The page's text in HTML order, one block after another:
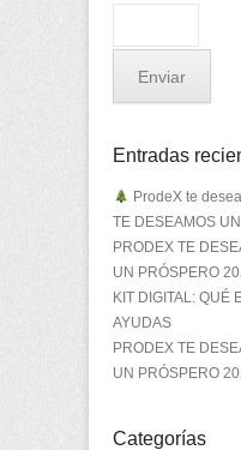
Entradas
ProdeX te
TE DESEAMOS
PRODEX TE
UN PRÓSPERO
KIT DIGITAL: QUÉ
AYUDAS
PRODEX TE
UN PRÓSPERO
Categorías